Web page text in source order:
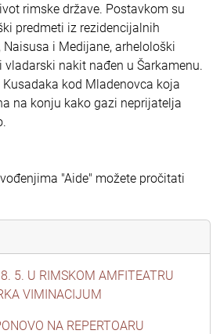
rimske države. Postavkom su
predmeti iz rezidencijalnih
i Medijane, arhelološki
nakit nađen u Šarkamenu.
kod Mladenovca koja
na konju kako gazi neprijatelja
"Aide" možete pročitati
5. U RIMSKOM AMFITEATRU
VIMINACIJUM
NA REPERTOARU